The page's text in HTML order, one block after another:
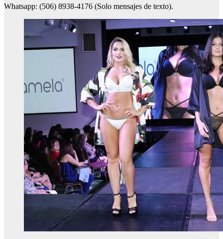
Whatsapp: (506) 8938-4176 (Solo mensajes de texto).